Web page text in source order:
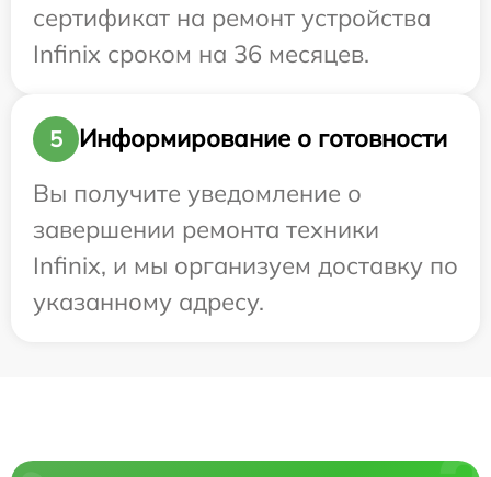
сертификат на ремонт устройства
Infinix сроком на 36 месяцев.
5
Информирование о готовности
Вы получите уведомление о
завершении ремонта техники
Infinix, и мы организуем доставку по
указанному адресу.